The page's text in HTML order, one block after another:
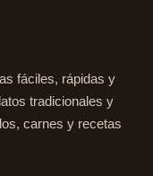
fáciles, rápidas y
tradicionales y
carnes y recetas